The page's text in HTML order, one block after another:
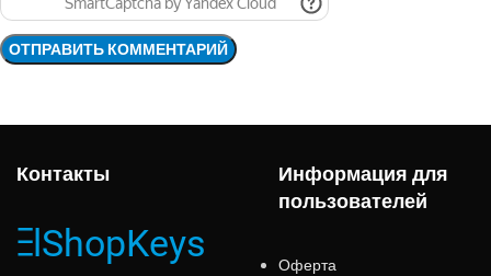
Контакты
Информация для
пользователей
Оферта